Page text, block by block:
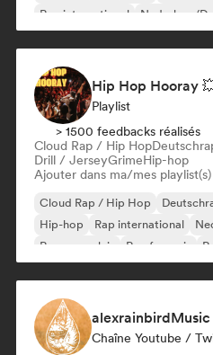
Rap international
Nederhop/
Playlist
> 1500 feedbacks réalisés
Cloud Rap / Hip Hop
Drill / JerseyGrimeHip-hop
Ajouter dans ma/mes
Cloud Rap / Hip Hop
Hip-hop
Rap international
Rap en anglais
Rap francais
alexrainbirdMusic
Chaîne Youtube /